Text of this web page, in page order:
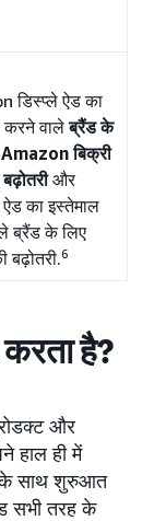
डिस्प्ले ऐड का
करने वालेब्रैंड के
बिक्री
और
ऐड का इस्तेमाल
ब्रैंड के लिए
बढ़ोतरी.6
है?
और
हाल ही में
साथ शुरुआत
सभी तरह के